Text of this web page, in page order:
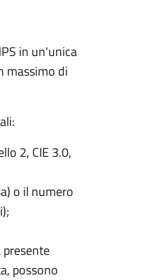
in un'unica
massimo di
2, CIE 3.0,
o il numero
possono